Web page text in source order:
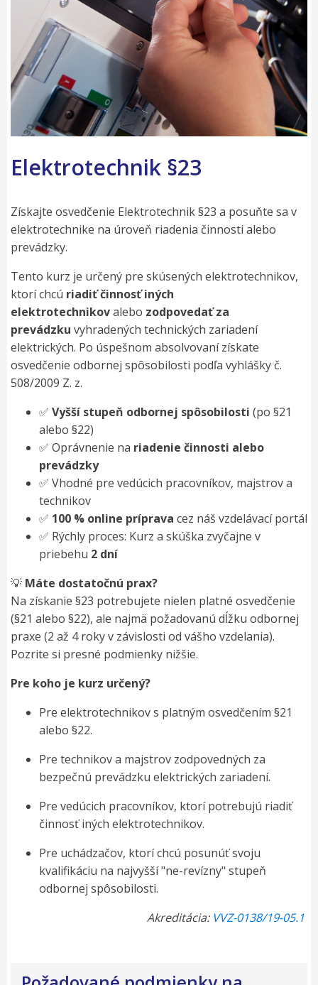
Elektrotechnik §23
Získajte osvedčenie Elektrotechnik §23 a posuňte sa v
elektrotechnike na úroveň riadenia činnosti alebo
prevádzky.
Tento kurz je určený pre skúsených elektrotechnikov,
ktorí chcú riadiť činnosť iných
elektrotechnikovalebo zodpovedať za
prevádzku vyhradených technických zariadení
elektrických. Po úspešnom absolvovaní získate
osvedčenie odbornej spôsobilosti podľa vyhlášky č.
508/2009 Z. z.
✅ Vyšší stupeň odbornej spôsobilosti (po §21
alebo §22)
✅ Oprávnenie na riadenie činnosti alebo
prevádzky
✅ Vhodné pre vedúcich pracovníkov, majstrov a
technikov
✅ 100 % online príprava cez náš vzdelávací portál
✅ Rýchly proces: Kurz a skúška zvyčajne v
priebehu 2 dní
💡 Máte dostatočnú prax?
Na získanie §23 potrebujete nielen platné osvedčenie
(§21 alebo §22), ale najmä požadovanú dĺžku odbornej
praxe (2 až 4 roky v závislosti od vášho vzdelania).
Pozrite si presné podmienky nižšie.
Pre koho je kurz určený?
Pre elektrotechnikov s platným osvedčením §21
alebo §22.
Pre technikov a majstrov zodpovedných za
bezpečnú prevádzku elektrických zariadení.
Pre vedúcich pracovníkov, ktorí potrebujú riadiť
činnosť iných elektrotechnikov.
Pre uchádzačov, ktorí chcú posunúť svoju
kvalifikáciu na najvyšší "ne-revízny" stupeň
odbornej spôsobilosti.
Akreditácia: VVZ-0138/19-05.1